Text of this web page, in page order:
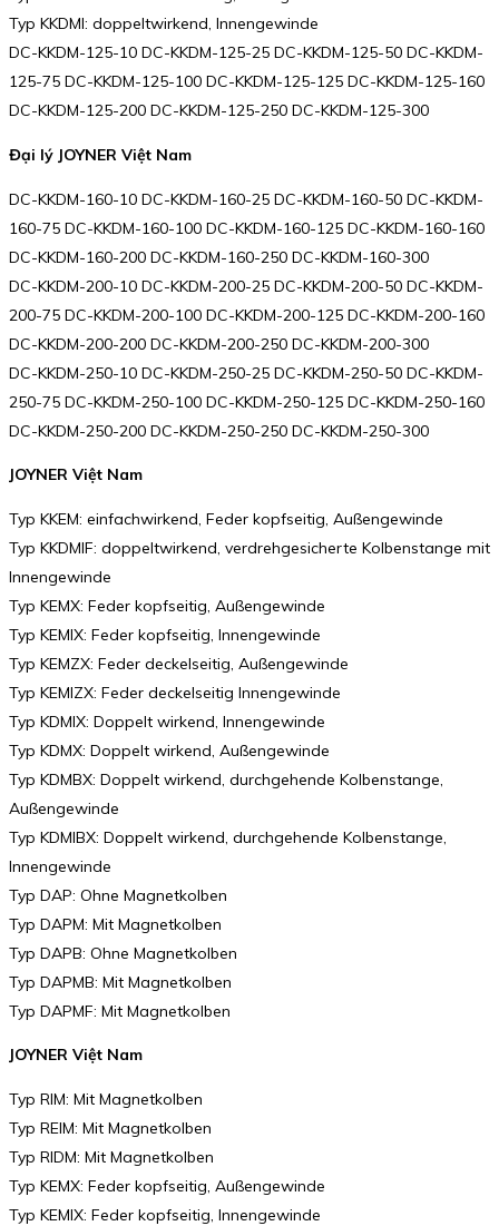
Typ KKDMI: doppeltwirkend, Innengewinde
DC-KKDM-125-10 DC-KKDM-125-25 DC-KKDM-125-50 DC-KKDM-
125-75 DC-KKDM-125-100 DC-KKDM-125-125 DC-KKDM-125-160
DC-KKDM-125-200 DC-KKDM-125-250 DC-KKDM-125-300
Đại lý JOYNER Việt Nam
DC-KKDM-160-10 DC-KKDM-160-25 DC-KKDM-160-50 DC-KKDM-
160-75 DC-KKDM-160-100 DC-KKDM-160-125 DC-KKDM-160-160
DC-KKDM-160-200 DC-KKDM-160-250 DC-KKDM-160-300
DC-KKDM-200-10 DC-KKDM-200-25 DC-KKDM-200-50 DC-KKDM-
200-75 DC-KKDM-200-100 DC-KKDM-200-125 DC-KKDM-200-160
DC-KKDM-200-200 DC-KKDM-200-250 DC-KKDM-200-300
DC-KKDM-250-10 DC-KKDM-250-25 DC-KKDM-250-50 DC-KKDM-
250-75 DC-KKDM-250-100 DC-KKDM-250-125 DC-KKDM-250-160
DC-KKDM-250-200 DC-KKDM-250-250 DC-KKDM-250-300
JOYNER Việt Nam
Typ KKEM: einfachwirkend, Feder kopfseitig, Außengewinde
Typ KKDMIF: doppeltwirkend, verdrehgesicherte Kolbenstange mit
Innengewinde
Typ KEMX: Feder kopfseitig, Außengewinde
Typ KEMIX: Feder kopfseitig, Innengewinde
Typ KEMZX: Feder deckelseitig, Außengewinde
Typ KEMIZX: Feder deckelseitig Innengewinde
Typ KDMIX: Doppelt wirkend, Innengewinde
Typ KDMX: Doppelt wirkend, Außengewinde
Typ KDMBX: Doppelt wirkend, durchgehende Kolbenstange,
Außengewinde
Typ KDMIBX: Doppelt wirkend, durchgehende Kolbenstange,
Innengewinde
Typ DAP: Ohne Magnetkolben
Typ DAPM: Mit Magnetkolben
Typ DAPB: Ohne Magnetkolben
Typ DAPMB: Mit Magnetkolben
Typ DAPMF: Mit Magnetkolben
JOYNER Việt Nam
Typ RIM: Mit Magnetkolben
Typ REIM: Mit Magnetkolben
Typ RIDM: Mit Magnetkolben
Typ KEMX: Feder kopfseitig, Außengewinde
Typ KEMIX: Feder kopfseitig, Innengewinde